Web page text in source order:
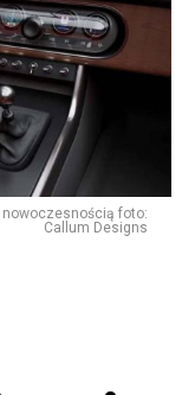
nowoczesnością foto:
Callum Designs